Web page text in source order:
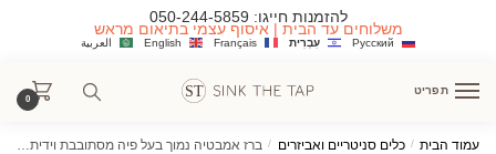
להזמנות חייגו: 050-244-5859
משלוחים עד הבית | איסוף עצמי בתיאום מראש
العربية English Français עִבְרִית Русский
תפריט
0
עמוד הבית / כלים סניטריים ואביזרים / ברז אמבטיה נמוך בעל פיה מסתובבת וידית חרס לבנה 3610 במגוון צבעים